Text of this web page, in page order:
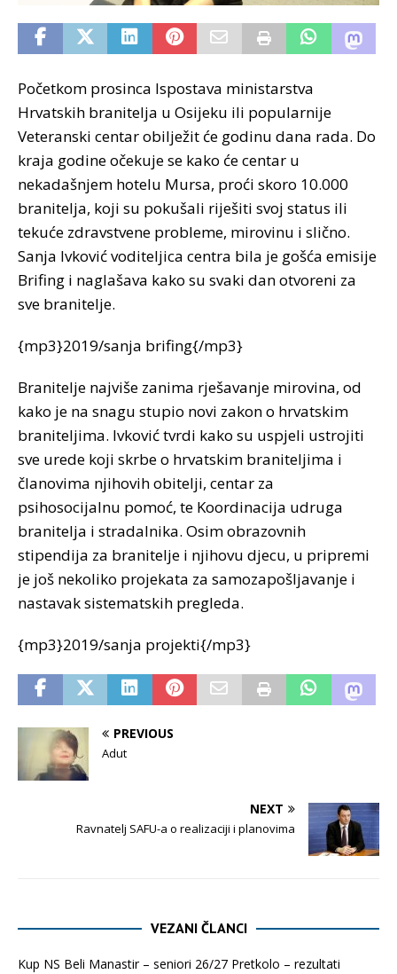
Početkom prosinca Ispostava ministarstva
Hrvatskih branitelja u Osijeku ili popularnije
Veteranski centar obilježit će godinu dana rada. Do
kraja godine očekuje se kako će centar u
nekadašnjem hotelu Mursa, proći skoro 10.000
branitelja, koji su pokušali riješiti svoj status ili
tekuće zdravstvene probleme, mirovinu i slično.
Sanja Ivković voditeljica centra bila je gošća emisije
Brifing i naglašava kako su svaki dan otvoreni za
sve branitelje.
{mp3}2019/sanja brifing{/mp3}
Branitelje najviše zanima rješavanje mirovina, od
kako je na snagu stupio novi zakon o hrvatskim
braniteljima. Ivković tvrdi kako su uspjeli ustrojiti
sve urede koji skrbe o hrvatskim braniteljima i
članovima njihovih obitelji, centar za
psihosocijalnu pomoć, te Koordinacija udruga
branitelja i stradalnika. Osim obrazovnih
stipendija za branitelje i njihovu djecu, u pripremi
je još nekoliko projekata za samozapošljavanje i
nastavak sistematskih pregleda.
{mp3}2019/sanja projekti{/mp3}
PREVIOUS
Adut
NEXT
Ravnatelj SAFU-a o realizaciji i planovima
VEZANI ČLANCI
Kup NS Beli Manastir – seniori 26/27 Pretkolo – rezultati